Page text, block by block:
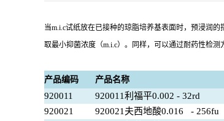
当m.i.c试纸放在已接种的琼脂培养基表面时，预浸润
取最小抑菌浓度（m.i.c）。同样，可以通过耐药性检测
产品编码 产品名称
920011
920011利福平0.002 - 32rd
920021
920021夫西地酸0.016 - 256fu